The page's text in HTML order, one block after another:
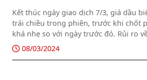
Kết thúc ngày giao dịch 7/3, giá dầu
trái chiều trong phiên, trước khi chốt
khá nhẹ so với ngày trước đó. Rủi ro
còn được duy trì trong thời gian dài
trường trước khi bước vào các đợt cắt
08/03/2024